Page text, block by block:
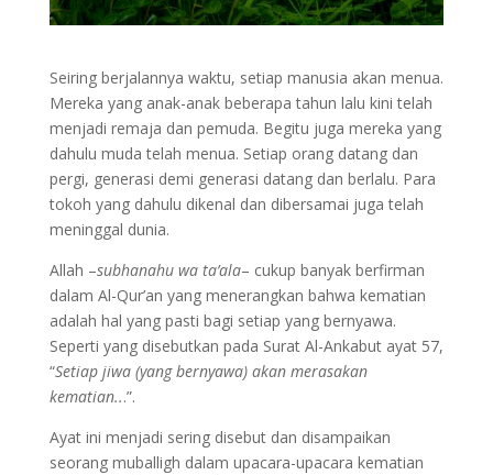
Seiring berjalannya waktu, setiap manusia akan menua.
Mereka yang anak-anak beberapa tahun lalu kini telah
menjadi remaja dan pemuda. Begitu juga mereka yang
dahulu muda telah menua. Setiap orang datang dan
pergi, generasi demi generasi datang dan berlalu. Para
tokoh yang dahulu dikenal dan dibersamai juga telah
meninggal dunia.
Allah –subhanahu wa ta’ala– cukup banyak berfirman
dalam Al-Qur’an yang menerangkan bahwa kematian
adalah hal yang pasti bagi setiap yang bernyawa.
Seperti yang disebutkan pada Surat Al-Ankabut ayat 57,
“Setiap jiwa (yang bernyawa) akan merasakan
kematian...”.
Ayat ini menjadi sering disebut dan disampaikan
seorang muballigh dalam upacara-upacara kematian